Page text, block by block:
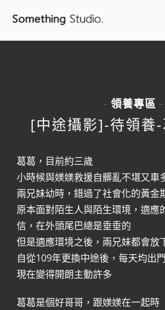
- 領養專區 -
[中途攝影]-待領養
葛葛，目前約三歲
小時候與媄媄救援自髒亂不堪又車
兩兄妹幼時，錯過了社會化的黃金
原本面對陌生人與陌生環境，適應
信，在外頭尾巴總是垂垂的
但是適應環境之後，兩兄妹都會放
自從109年更換中途後，每天均出
現在變得開朗主動許多
葛葛是個好哥哥，跟媄媄在一起時